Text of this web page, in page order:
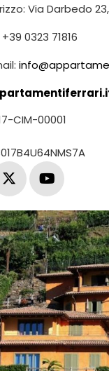
Via Darbedo
0323 71816
CIM-00001